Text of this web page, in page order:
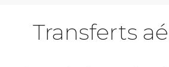
Transferts